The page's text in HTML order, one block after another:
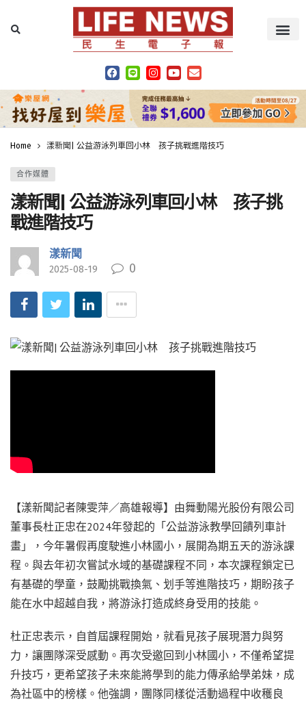
Home 漾新聞| 公益游泳列車回小林 孩子挑戰進階技巧
合作媒體
漾新聞| 公益游泳列車回小林 孩子挑
戰進階技巧
漾新聞
2025-08-19 0
【漾新聞記者陳雯萍／高雄報導】由舞動陽光股份有限公司
董事長杜正忠在2024年發起的「公益游泳教學回饋列車計
畫」，今年暑假再度駛進小林國小，展開為期五天的游泳課
程。與去年初次嘗試水域的基礎課程不同，本次課程鎖定已
有基礎的學童，鼓勵挑戰換氣、划手等進階技巧，期盼孩子
能在水中超越自我，將游泳打造成終身受用的技能。
杜正忠表示，自首屆課程開始，就看見孩子展現潛力與努
力，讓團隊深受感動。再次受邀回到小林國小，不僅希望提
升技巧，更希望孩子未來能將學到的能力傳承給學弟妹，成
為社區中的榜樣。他強調，團隊同樣從活動過程中收穫良